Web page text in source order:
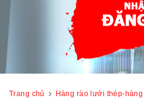
Trang chủ Hàng rào lưới thép-hàng